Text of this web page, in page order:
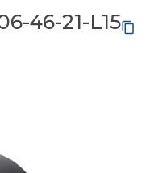
46-21-L15